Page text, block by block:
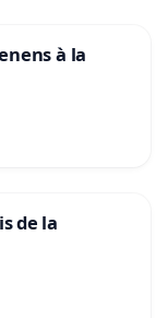
à la
de la